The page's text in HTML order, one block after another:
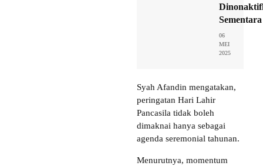
Sementara
06
MEI
2025
Syah Afandin mengatakan,
peringatan Hari Lahir
Pancasila tidak boleh
dimaknai hanya sebagai
agenda seremonial tahunan.
Menurutnya, momentum